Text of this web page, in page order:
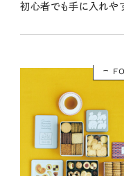
初心者でも手に入れや
プ！